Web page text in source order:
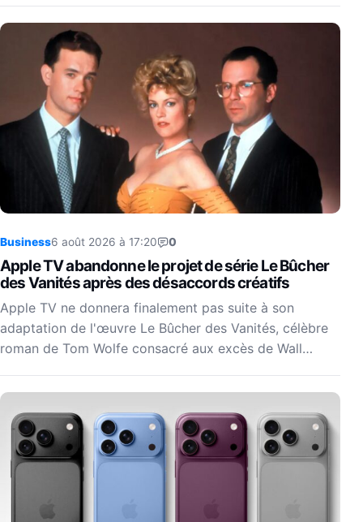
Business6 août 2026 à 17:20 0
Apple TV abandonne le projet de série Le Bûcher
des Vanités après des désaccords créatifs
Apple TV ne donnera finalement pas suite à son
adaptation de l'œuvre Le Bûcher des Vanités, célèbre
roman de Tom Wolfe consacré aux excès de Wall…